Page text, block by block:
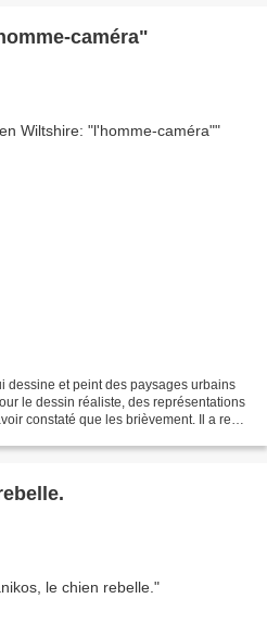
caméra"
dessine et peint des paysages urbains
le dessin réaliste, des représentations
constaté que les brièvement. Il a reçu